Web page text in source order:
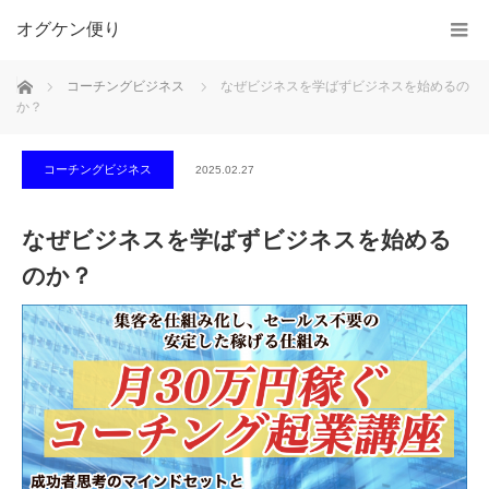
オグケン便り
ホーム コーチングビジネス
なぜビジネスを学ばずビジネスを始めるの
か？
コーチングビジネス 2025.02.27
なぜビジネスを学ばずビジネスを始める
のか？